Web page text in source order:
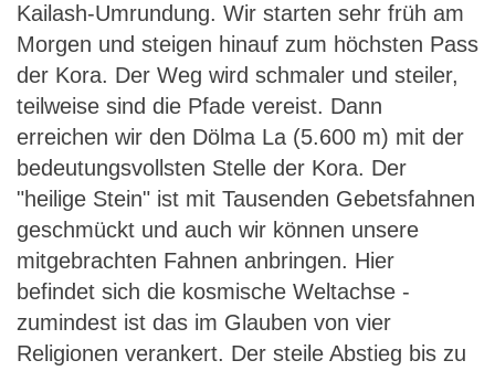
Kailash-Umrundung. Wir starten sehr früh am
Morgen und steigen hinauf zum höchsten Pass
der Kora. Der Weg wird schmaler und steiler,
teilweise sind die Pfade vereist. Dann
erreichen wir den Dölma La (5.600 m) mit der
bedeutungsvollsten Stelle der Kora. Der
"heilige Stein" ist mit Tausenden Gebetsfahnen
geschmückt und auch wir können unsere
mitgebrachten Fahnen anbringen. Hier
befindet sich die kosmische Weltachse -
zumindest ist das im Glauben von vier
Religionen verankert. Der steile Abstieg bis zu